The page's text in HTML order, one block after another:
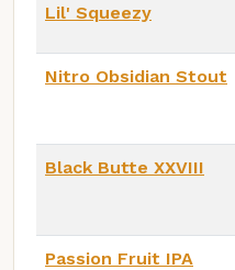
Lil' Squeezy
Nitro Obsidian Stout
Black Butte XXVIII
Passion Fruit IPA